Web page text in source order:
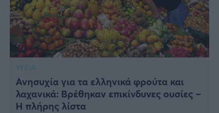
ΥΓΕΙΑ
Ανησυχία για τα ελληνικά φρούτα και
λαχανικά: Βρέθηκαν επικίνδυνες ουσίες –
Η πλήρης λίστα